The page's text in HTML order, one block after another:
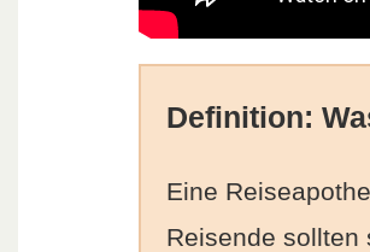
Definition:
Eine
Reisende sollten